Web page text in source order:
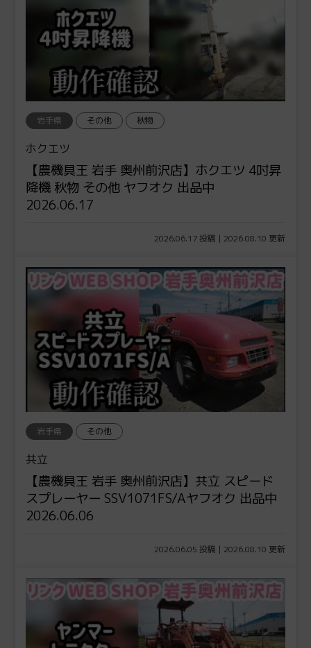
岩手県 その他 秋物
ホクエツ
【農機具王 岩手 奥州前沢店】ホクエツ 4吋昇
降機 秋物 その他 ヤフオク 出品中
2026.06.17
2026.06.17 投稿 | 2026.08.10 更新
岩手県 その他
共立
【農機具王 岩手 奥州前沢店】共立 スピード
スプレーヤー SSV1071FS/Aヤフオク 出品中
2026.06.06
2026.06.05 投稿 | 2026.08.10 更新